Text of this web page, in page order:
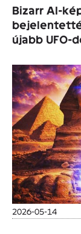
Bizarr AI-
újabb UFO-
2026-05-14